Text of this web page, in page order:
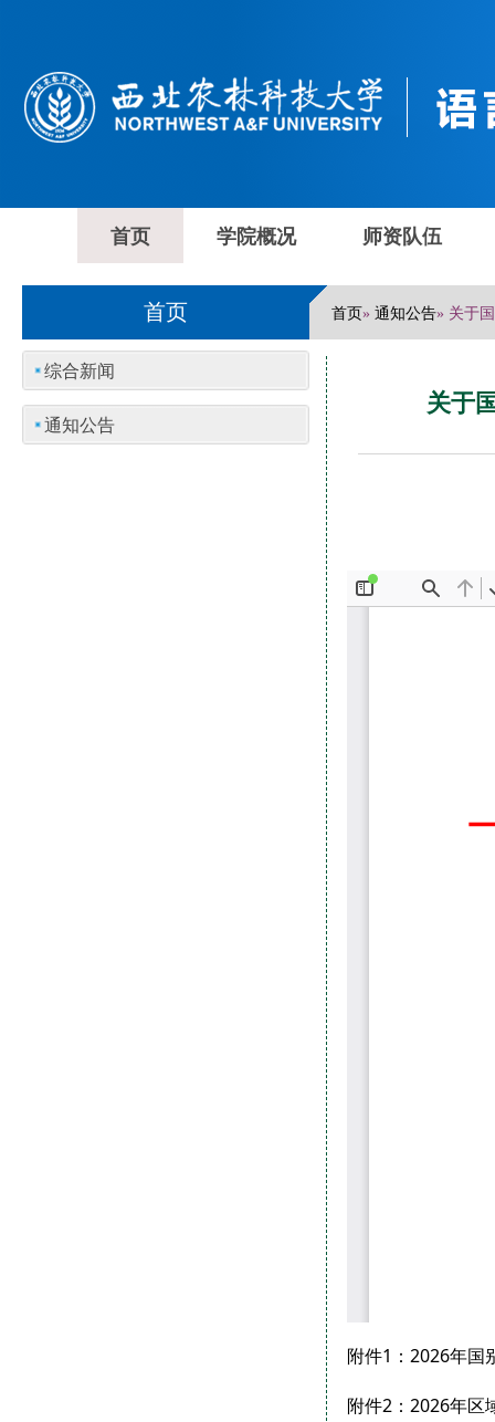
首页 学院概况 师资队伍
首页 首页» 通知公告» 关于
综合新闻
通知公告
关于
附件1：2026年国
附件2：2026年区